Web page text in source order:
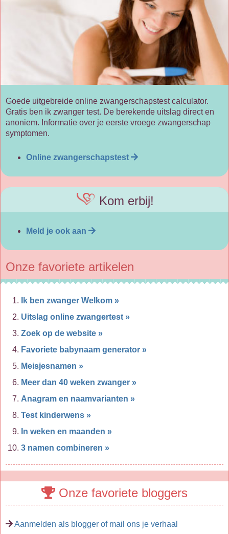
Goede uitgebreide online zwangerschapstest calculator.
Gratis ben ik zwanger test. De berekende uitslag direct en
anoniem. Informatie over je eerste vroege zwangerschap
symptomen.
Online zwangerschapstest
Kom erbij!
Meld je ook aan
Onze favoriete artikelen
Ik ben zwanger Welkom »
Uitslag online zwangertest »
Zoek op de website »
Favoriete babynaam generator »
Meisjesnamen »
Meer dan 40 weken zwanger »
Anagram en naamvarianten »
Test kinderwens »
In weken en maanden »
3 namen combineren »
Onze favoriete bloggers
Aanmelden als blogger of mail ons je verhaal